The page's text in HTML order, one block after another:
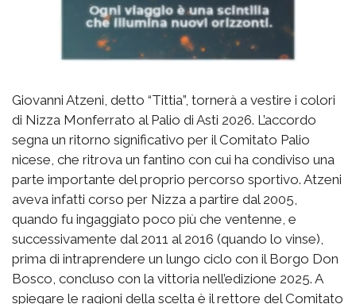
Giovanni Atzeni, detto “Tittia”, tornerà a vestire i colori
di Nizza Monferrato al Palio di Asti 2026. L’accordo
segna un ritorno significativo per il Comitato Palio
nicese, che ritrova un fantino con cui ha condiviso una
parte importante del proprio percorso sportivo. Atzeni
aveva infatti corso per Nizza a partire dal 2005,
quando fu ingaggiato poco più che ventenne, e
successivamente dal 2011 al 2016 (quando lo vinse),
prima di intraprendere un lungo ciclo con il Borgo Don
Bosco, concluso con la vittoria nell’edizione 2025. A
spiegare le ragioni della scelta è il rettore del Comitato